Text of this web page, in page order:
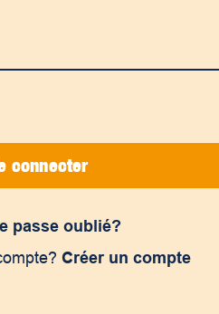
connecter
passe oublié?
Créer un compte